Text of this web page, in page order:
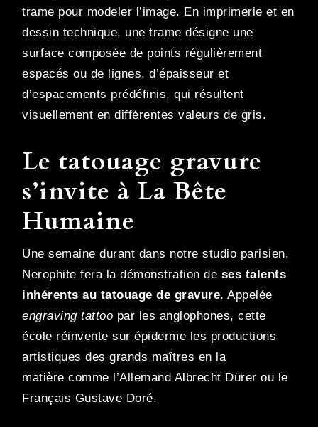
trame pour modeler l’image. En imprimerie et en
dessin technique, une trame désigne une
surface composée de points régulièrement
espacés ou de lignes, d’épaisseur et
d’espacements prédéfinis, qui résultent
visuellement en différentes valeurs de gris.
Le tatouage gravure
s’invite à La Bête
Humaine
Une semaine durant dans notre studio parisien,
Nerophite fera la démonstration de ses talents
inhérents au tatouage de gravure. Appelée
engraving tattoo par les anglophones, cette
école réinvente sur épiderme les productions
artistiques des grands maîtres en la
matière comme l’Allemand Albrecht Dürer ou le
Français Gustave Doré.